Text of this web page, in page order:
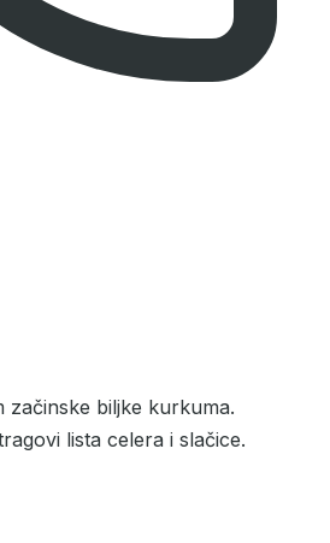
začinske biljke kurkuma.
lista celera i slačice.